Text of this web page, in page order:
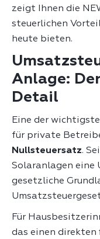
zeigt Ihnen die
steuerlichen
heute bieten.
Anlage:
Detail
Eine der
für private
Nullsteuersatz.
Solaranlagen eine
gesetzliche
Für
das einen direkten